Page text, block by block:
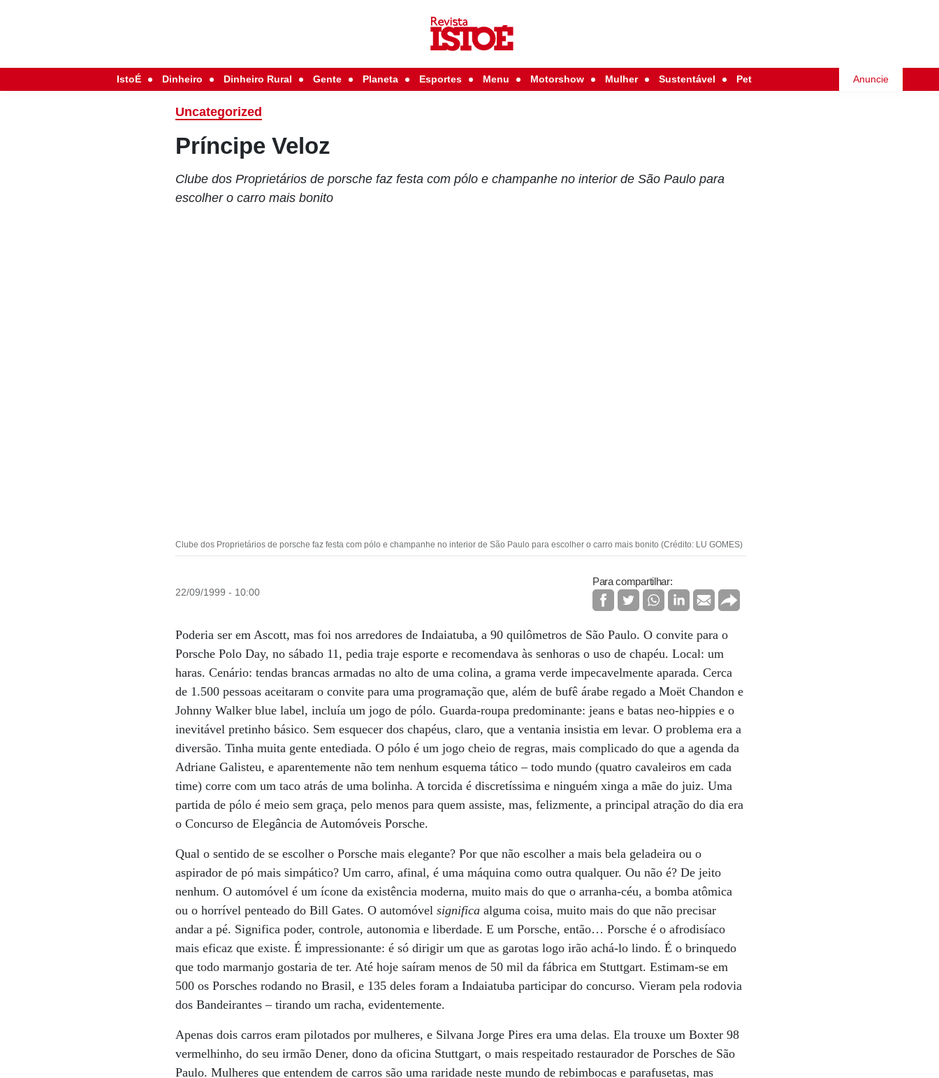
IstoÉ Dinheiro Dinheiro Rural Gente Planeta Esportes Menu Motorshow Mulher Sustentável Pet Anuncie
Uncategorized
Príncipe Veloz
Clube dos Proprietários de porsche faz festa com pólo e champanhe no interior de São Paulo para
escolher o carro mais bonito
Clube dos Proprietários de porsche faz festa com pólo e champanhe no interior de São Paulo para escolher o carro mais bonito (Crédito: LU GOMES)
22/09/1999 - 10:00
Para compartilhar:
Poderia ser em Ascott, mas foi nos arredores de Indaiatuba, a 90 quilômetros de São Paulo. O convite para o
Porsche Polo Day, no sábado 11, pedia traje esporte e recomendava às senhoras o uso de chapéu. Local: um
haras. Cenário: tendas brancas armadas no alto de uma colina, a grama verde impecavelmente aparada. Cerca
de 1.500 pessoas aceitaram o convite para uma programação que, além de bufê árabe regado a Moët Chandon e
Johnny Walker blue label, incluía um jogo de pólo. Guarda-roupa predominante: jeans e batas neo-hippies e o
inevitável pretinho básico. Sem esquecer dos chapéus, claro, que a ventania insistia em levar. O problema era a
diversão. Tinha muita gente entediada. O pólo é um jogo cheio de regras, mais complicado do que a agenda da
Adriane Galisteu, e aparentemente não tem nenhum esquema tático – todo mundo (quatro cavaleiros em cada
time) corre com um taco atrás de uma bolinha. A torcida é discretíssima e ninguém xinga a mãe do juiz. Uma
partida de pólo é meio sem graça, pelo menos para quem assiste, mas, felizmente, a principal atração do dia era
o Concurso de Elegância de Automóveis Porsche.
Qual o sentido de se escolher o Porsche mais elegante? Por que não escolher a mais bela geladeira ou o
aspirador de pó mais simpático? Um carro, afinal, é uma máquina como outra qualquer. Ou não é? De jeito
nenhum. O automóvel é um ícone da existência moderna, muito mais do que o arranha-céu, a bomba atômica
ou o horrível penteado do Bill Gates. O automóvelsignifica alguma coisa, muito mais do que não precisar
andar a pé. Significa poder, controle, autonomia e liberdade. E um Porsche, então… Porsche é o afrodisíaco
mais eficaz que existe. É impressionante: é só dirigir um que as garotas logo irão achá-lo lindo. É o brinquedo
que todo marmanjo gostaria de ter. Até hoje saíram menos de 50 mil da fábrica em Stuttgart. Estimam-se em
500 os Porsches rodando no Brasil, e 135 deles foram a Indaiatuba participar do concurso. Vieram pela rodovia
dos Bandeirantes – tirando um racha, evidentemente.
Apenas dois carros eram pilotados por mulheres, e Silvana Jorge Pires era uma delas. Ela trouxe um Boxter 98
vermelhinho, do seu irmão Dener, dono da oficina Stuttgart, o mais respeitado restaurador de Porsches de São
Paulo. Mulheres que entendem de carros são uma raridade neste mundo de rebimbocas e parafusetas, mas